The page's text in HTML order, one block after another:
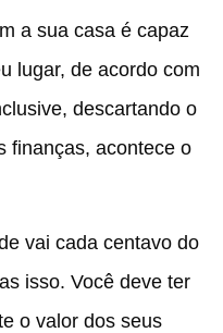
a sua casa é capaz
lugar, de acordo com
descartando o
finanças, acontece o
vai cada centavo do
isso. Você deve ter
o valor dos seus